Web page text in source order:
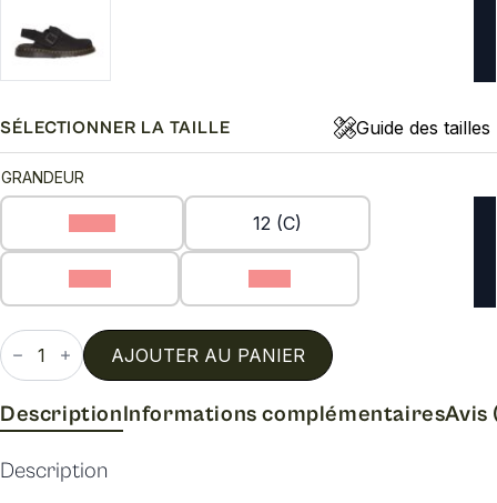
SÉLECTIONNER LA TAILLE Guide des tailles
GRANDEUR
12 (C)
quantité
de
Jorge
mule
AJOUTER AU PANIER
DescriptionInformations complémentairesAvis
Description